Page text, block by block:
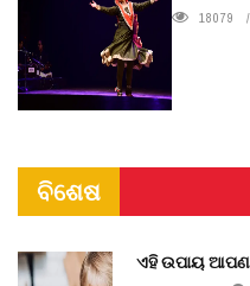
18079
ବିଶେଷ
ଏହି ଉପାୟ